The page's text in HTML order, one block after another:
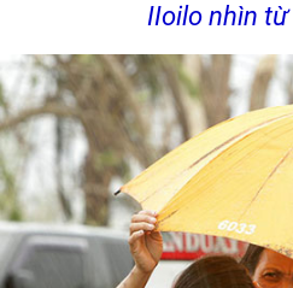
IIoilo nhìn từ